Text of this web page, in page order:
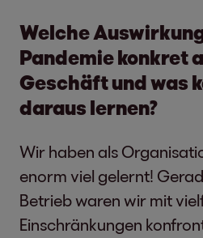
Welche
Pandemie konkret
Geschäft und was
daraus lernen?
Wir haben als
enorm viel gelernt!
Betrieb waren wir mit
Einschränkungen